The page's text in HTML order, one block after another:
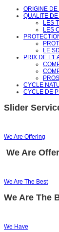
ORIGINE DE
QUALITE
LES
LES
LE
PRIX DE
CYCLE
CYCLE DE
Slider
We Are Offering
We Are
We Are The Best
We Are The
We Have